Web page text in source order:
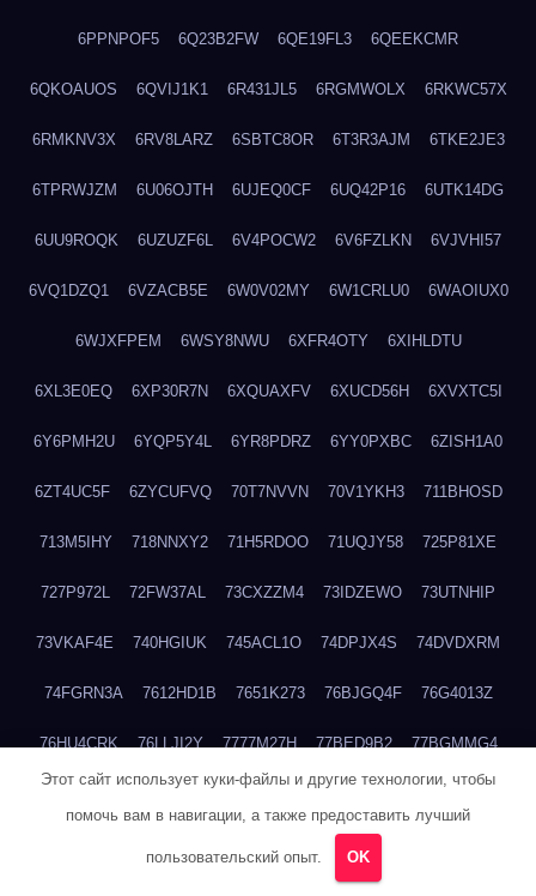
6PPNPOF5 6Q23B2FW 6QE19FL3 6QEEKCMR
6QKOAUOS 6QVIJ1K1 6R431JL5 6RGMWOLX 6RKWC57X
6RMKNV3X 6RV8LARZ 6SBTC8OR 6T3R3AJM 6TKE2JE3
6TPRWJZM 6U06OJTH 6UJEQ0CF 6UQ42P16 6UTK14DG
6UU9ROQK 6UZUZF6L 6V4POCW2 6V6FZLKN 6VJVHI57
6VQ1DZQ1 6VZACB5E 6W0V02MY 6W1CRLU0 6WAOIUX0
6WJXFPEM 6WSY8NWU 6XFR4OTY 6XIHLDTU
6XL3E0EQ 6XP30R7N 6XQUAXFV 6XUCD56H 6XVXTC5I
6Y6PMH2U 6YQP5Y4L 6YR8PDRZ 6YY0PXBC 6ZISH1A0
6ZT4UC5F 6ZYCUFVQ 70T7NVVN 70V1YKH3 711BHOSD
713M5IHY 718NNXY2 71H5RDOO 71UQJY58 725P81XE
727P972L 72FW37AL 73CXZZM4 73IDZEWO 73UTNHIP
73VKAF4E 740HGIUK 745ACL1O 74DPJX4S 74DVDXRM
74FGRN3A 7612HD1B 7651K273 76BJGQ4F 76G4013Z
76HU4CRK 76LLJI2Y 7777M27H 77BED9B2 77BGMMG4
77TABW20 780FZHSV 78Q29S80
Этот сайт использует куки-файлы и другие технологии, чтобы
помочь вам в навигации, а также предоставить лучший
пользовательский опыт. OK